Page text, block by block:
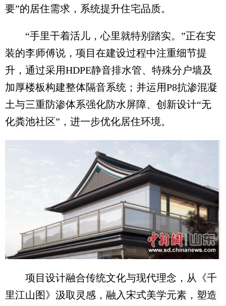
要”的居住需求，系统提升住宅品质。
“手里干着活儿，心里就特别踏实。”正在安
装的李师傅说，项目在建设过程中注重细节提
升，通过采用HDPE静音排水管、特殊分户墙及
加厚楼板构建整体隔音系统；并运用P8抗渗混凝
土与三重防渗体系强化防水屏障、创新设计“无
化粪池社区”，进一步优化居住环境。
项目设计融合传统文化与现代理念，从《千
里江山图》汲取灵感，融入宋式美学元素，塑造